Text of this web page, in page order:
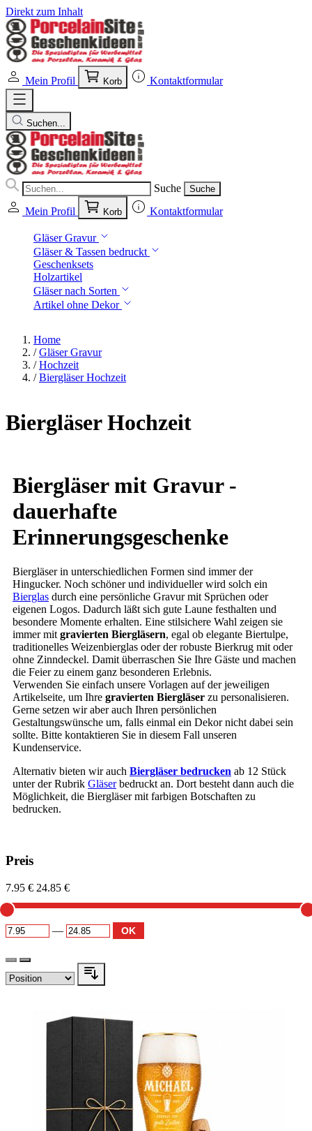
Direkt zum Inhalt
Mein Profil Korb Kontaktformular
Suchen...
Suche Suche
Mein Profil Korb Kontaktformular
Gläser Gravur
Gläser & Tassen bedruckt
Geschenksets
Holzartikel
Gläser nach Sorten
Artikel ohne Dekor
Home
/ Gläser Gravur
/ Hochzeit
/ Biergläser Hochzeit
Biergläser Hochzeit
Biergläser mit Gravur -
dauerhafte
Erinnerungsgeschenke
Biergläser in unterschiedlichen Formen sind immer der
Hingucker. Noch schöner und individueller wird solch ein
Bierglas durch eine persönliche Gravur mit Sprüchen oder
eigenen Logos. Dadurch läßt sich gute Laune festhalten und
besondere Momente erhalten. Eine stilsichere Wahl zeigen sie
immer mit gravierten Biergläsern, egal ob elegante Biertulpe,
traditionelles Weizenbierglas oder der robuste Bierkrug mit oder
ohne Zinndeckel. Damit überraschen Sie Ihre Gäste und machen
die Feier zu einem ganz besonderen Erlebnis.
Verwenden Sie einfach unsere Vorlagen auf der jeweiligen
Artikelseite, um Ihre gravierten Biergläser zu personalisieren.
Gerne setzen wir aber auch Ihren persönlichen
Gestaltungswünsche um, falls einmal ein Dekor nicht dabei sein
sollte. Bitte kontaktieren Sie in diesem Fall unseren
Kundenservice.
Alternativ bieten wir auch Biergläser bedrucken ab 12 Stück
unter der Rubrik Gläserbedruckt an. Dort besteht dann auch die
Möglichkeit, die Biergläser mit farbigen Botschaften zu
bedrucken.
Preis
7.95 € 24.85 €
— OK